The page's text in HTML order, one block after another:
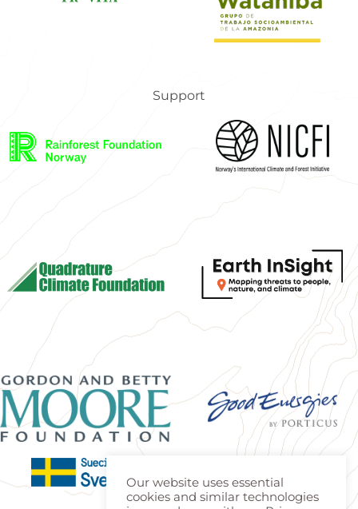
Support
Our website uses essential
cookies and similar technologies